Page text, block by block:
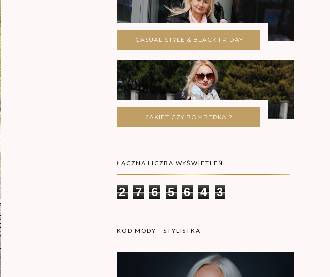
CASUAL STYLE & BLACK FRIDAY
ŻAKIET CZY BOMBERKA ?
ŁĄCZNA LICZBA WYŚWIETLEŃ
2 7 6 5 6 4 3
KOD MODY - STYLISTKA